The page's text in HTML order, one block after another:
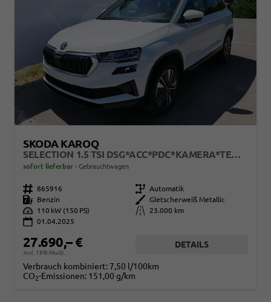
SKODA KAROQ
SELECTION 1.5 TSI DSG*ACC*PDC*KAMERA*TEMPOMAT*LED*SMARTLINK*KLIMA*RADIO*17-ZOLL
sofort lieferbar Gebrauchtwagen
Fahrzeugnr. 865916 Getriebe Automatik
Kraftstoff
Benzin Außenfarbe
Gletscherweiß Metallic
Leistung
110 kW (150 PS) Kilometerstand
23.000 km
01.04.2025
27.690,– €
incl. 19% MwSt.
DETAILS
Verbrauch kombiniert: 7,50 l/100km
CO2-Emissionen: 151,00 g/km